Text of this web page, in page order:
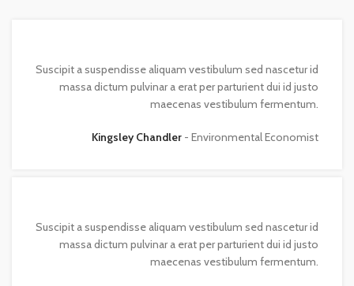
Suscipit a suspendisse aliquam vestibulum sed nascetur id
massa dictum pulvinar a erat per parturient dui id justo
maecenas vestibulum fermentum.
Kingsley Chandler Environmental Economist
Suscipit a suspendisse aliquam vestibulum sed nascetur id
massa dictum pulvinar a erat per parturient dui id justo
maecenas vestibulum fermentum.